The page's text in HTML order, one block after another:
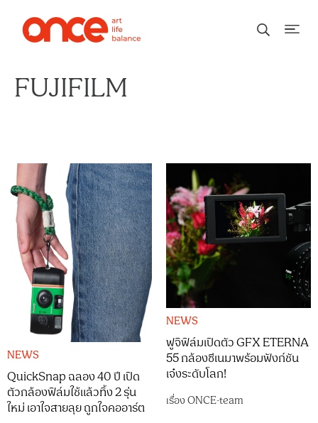
FUJIFILM
NEWS
QuickSnap ฉลอง 40 ปี เปิด
ตัวกล้องฟิล์มใช้แล้วทิ้ง 2 รุ่น
ใหม่ เอาใจสายลุย ถูกใจคออาร์ต
NEWS
ฟูจิฟิล์มเปิดตัว GFX ETERNA
55 กล้องซีเนมาพร้อมฟังก์ชัน
เจ๋งระดับโลก!
เรื่องONCE-team